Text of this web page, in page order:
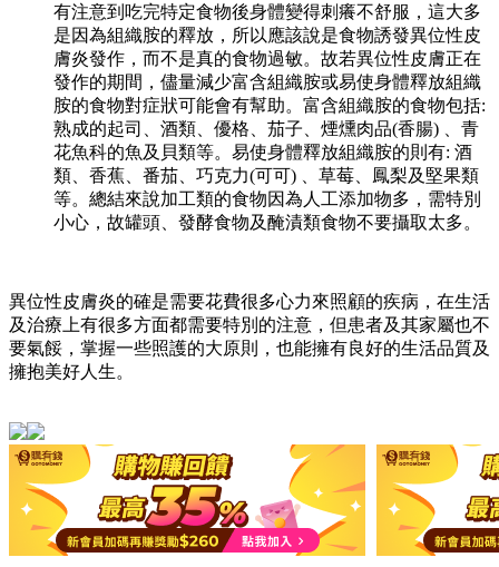
有注意到吃完特定食物後身體變得刺癢不舒服，這大多
是因為組織胺的釋放，所以應該說是食物誘發異位性皮
膚炎發作，而不是真的食物過敏。故若異位性皮膚正在
發作的期間，儘量減少富含組織胺或易使身體釋放組織
胺的食物對症狀可能會有幫助。富含組織胺的食物包括:
熟成的起司、酒類、優格、茄子、煙燻肉品(香腸) 、青
花魚科的魚及貝類等。易使身體釋放組織胺的則有: 酒
類、香蕉、番茄、巧克力(可可) 、草莓、鳳梨及堅果類
等。總結來說加工類的食物因為人工添加物多，需特別
小心，故罐頭、發酵食物及醃漬類食物不要攝取太多。
異位性皮膚炎的確是需要花費很多心力來照顧的疾病，在生活
及治療上有很多方面都需要特別的注意，但患者及其家屬也不
要氣餒，掌握一些照護的大原則，也能擁有良好的生活品質及
擁抱美好人生。